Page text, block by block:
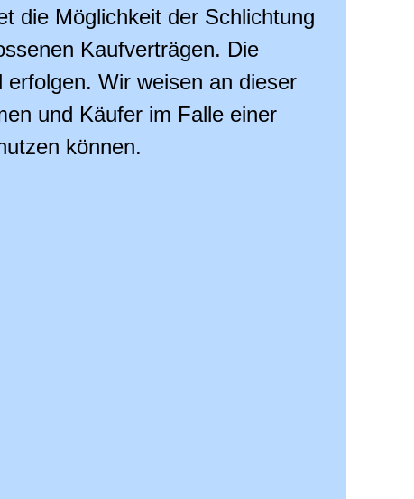
die Möglichkeit der Schlichtung
Kaufverträgen. Die
Wir weisen an dieser
und Käufer im Falle einer
können.